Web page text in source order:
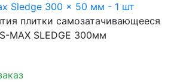
Sledge 300 x 50 мм - 1 шт
плитки самозатачивающееся
МАХ SLEDGE 300мм